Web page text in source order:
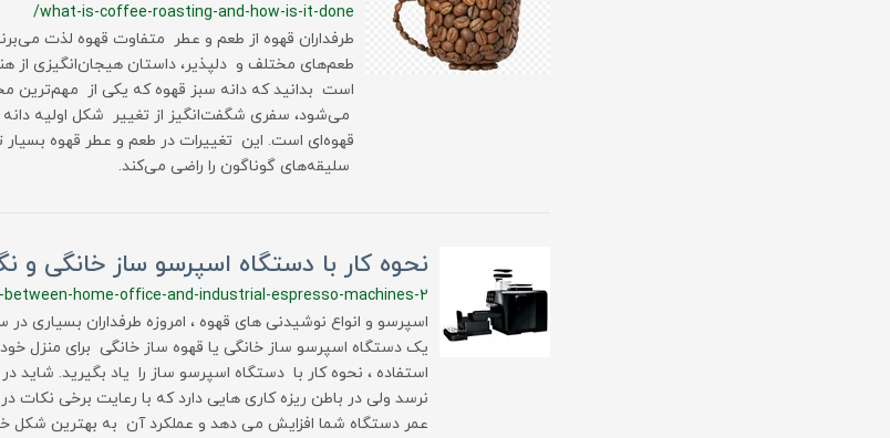
/what-is-coffee-roasting-and-how-is-it-done
طرفداران قهوه از طعم و عطر متفاوت قهوه لذت
طعم‌های مختلف و دلپذیر، داستان هیجان‌انگیزی از
است بدانید که دانه سبز قهوه که یکی از
می‌شود، سفری شگفت‌انگیز از تغییر شکل اولیه
قهوه‌ای است. این تغییرات در طعم و عطر قهوه
سلیقه‌های گوناگون را راضی می‌کند.
نحوه کار با دستگاه اسپرسو ساز خانگی و
home-office-and-industrial-espresso-machines-2
اسپرسو و انواع نوشیدنی های قهوه ، امروزه طرفداران بسیاری
یک دستگاه اسپرسو ساز خانگی یا قهوه ساز خانگی برای منزل خود
استفاده ، نحوه کار با دستگاه اسپرسو ساز را یاد بگیرید. شاید
نرسد ولی در باطن ریزه کاری هایی دارد که با رعایت برخی نکات
عمر دستگاه شما افزایش می دهد و عملکرد آن به بهترین شکل